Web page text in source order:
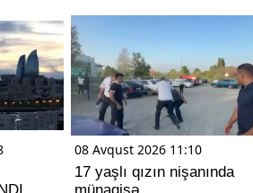
08 Avqust 2026 11:10
17 yaşlı qızın nişanında